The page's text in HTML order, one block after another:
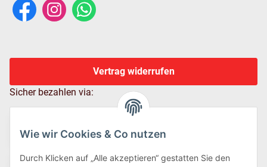
Wie wir Cookies & Co nutzen
Durch Klicken auf „Alle akzeptieren“ gestatten Sie den
Vertrag widerrufen
Sicher bezahlen via: